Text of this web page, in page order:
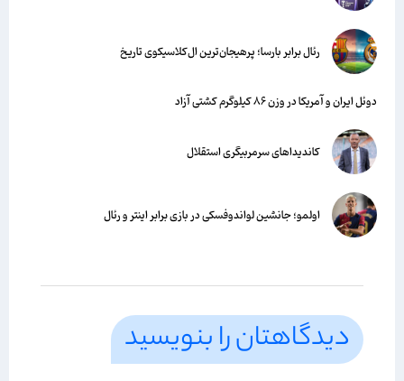
رئال برابر بارسا؛ پرهیجان‌‌ترین ال‌کلاسیکوی تاریخ
دوئل ایران و آمریکا در وزن ۸۶ کیلوگرم کشتی آزاد
کاندیداهای سرمربیگری استقلال
اولمو؛ جانشین لواندوفسکی در بازی برابر اینتر و رئال
دیدگاهتان را بنویسید